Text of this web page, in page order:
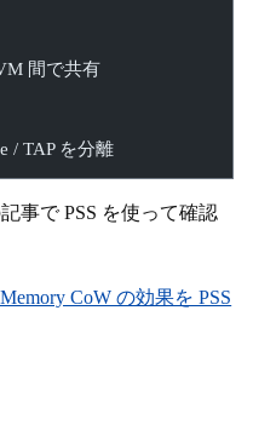
VM 間で共有
/ TAP を分離
事で PSS を使って確認
CoW の効果を PSS